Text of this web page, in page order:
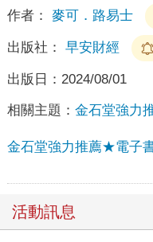
作者： 麥可．路易士
出版社： 早安財經
出版日： 2024/08/01
相關主題： 金石堂強力
金石堂強力推薦★電子
活動訊息